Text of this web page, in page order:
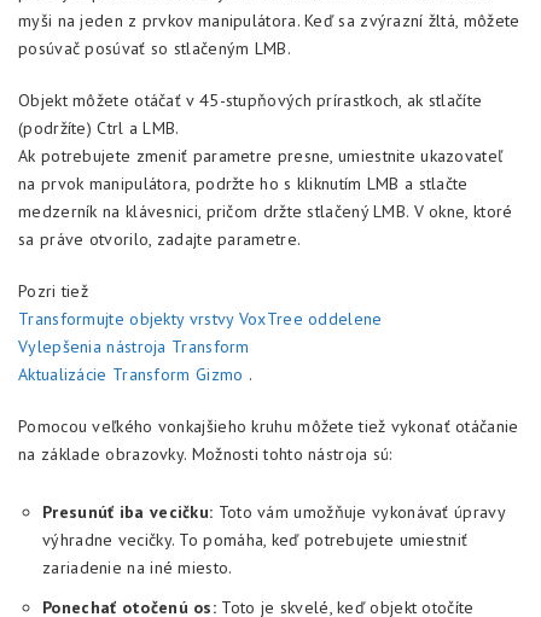
myši na jeden z prvkov manipulátora. Keď sa zvýrazní žltá, môžete
posúvač posúvať so stlačeným LMB.
Objekt môžete otáčať v 45-stupňových prírastkoch, ak stlačíte
(podržíte) Ctrl a LMB.
Ak potrebujete zmeniť parametre presne, umiestnite ukazovateľ
na prvok manipulátora, podržte ho s kliknutím LMB a stlačte
medzerník na klávesnici, pričom držte stlačený LMB. V okne, ktoré
sa práve otvorilo, zadajte parametre.
Pozri tiež
Transformujte objekty vrstvy VoxTree oddelene
Vylepšenia nástroja Transform
Aktualizácie Transform Gizmo .
Pomocou veľkého vonkajšieho kruhu môžete tiež vykonať otáčanie
na základe obrazovky. Možnosti tohto nástroja sú:
Presunúť iba vecičku: Toto vám umožňuje vykonávať úpravy
výhradne vecičky. To pomáha, keď potrebujete umiestniť
zariadenie na iné miesto.
Ponechať otočenú os: Toto je skvelé, keď objekt otočíte